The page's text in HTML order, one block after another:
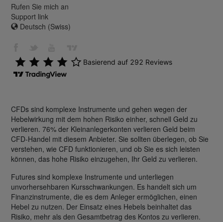
Rufen Sie mich an
Support link
Deutsch (Swiss)
CFDs sind komplexe Instrumente und gehen wegen der
Hebelwirkung mit dem hohen Risiko einher, schnell Geld zu
verlieren. 76% der Kleinanlegerkonten verlieren Geld beim
CFD-Handel mit diesem Anbieter. Sie sollten überlegen, ob Sie
verstehen, wie CFD funktionieren, und ob Sie es sich leisten
können, das hohe Risiko einzugehen, Ihr Geld zu verlieren.
Futures sind komplexe Instrumente und unterliegen
unvorhersehbaren Kursschwankungen. Es handelt sich um
Finanzinstrumente, die es dem Anleger ermöglichen, einen
Hebel zu nutzen. Der Einsatz eines Hebels beinhaltet das
Risiko, mehr als den Gesamtbetrag des Kontos zu verlieren.